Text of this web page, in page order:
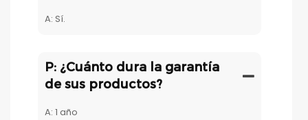
A: Sí.
P: ¿Cuánto dura la garantía
de sus productos?
A: 1 año